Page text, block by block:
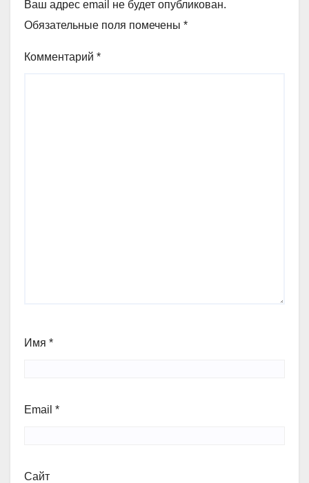
Ваш адрес email не будет опубликован.
Обязательные поля помечены *
Комментарий *
Имя *
Email *
Сайт